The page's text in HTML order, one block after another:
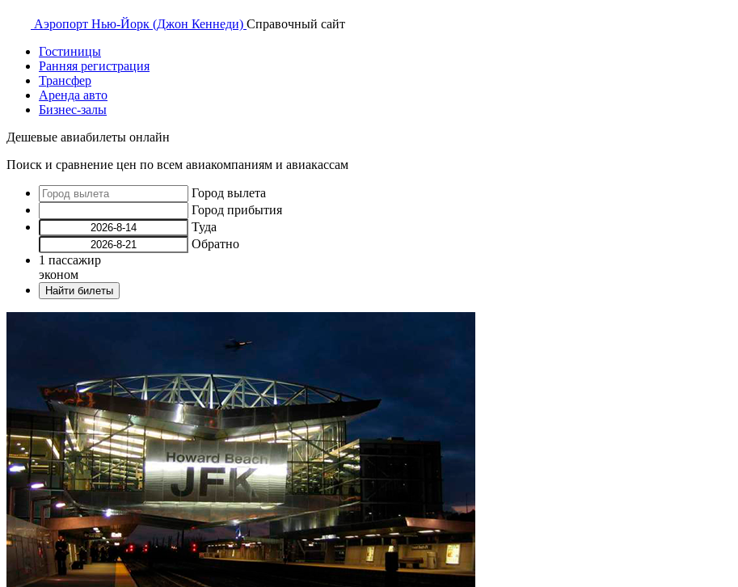
Аэропорт Нью-Йорк (Джон Кеннеди) Справочный сайт
Гостиницы
Ранняя регистрация
Трансфер
Аренда авто
Бизнес-залы
Дешевые авиабилеты онлайн
Поиск и сравнение цен по всем авиакомпаниям и авиакассам
Город вылета
Город прибытия
Туда
Обратно
1 пассажир
эконом
Найти билеты